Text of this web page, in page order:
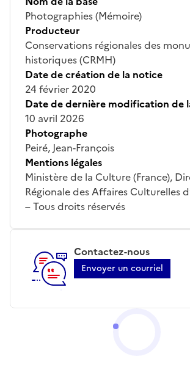
Photographies (Mémoire)
Producteur
Conservations régionales des
historiques (CRMH)
Date de création de la notice
24 février 2020
Date de dernière modification de
10 avril 2026
Photographe
Peiré, Jean-François
Mentions légales
Ministère de la Culture (France),
Régionale des Affaires Culturelles
– Tous droits réservés
Contactez-nous
Envoyer un courriel